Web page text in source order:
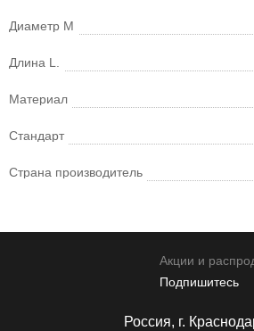
Диаметр М
Длина L.
Материал
Стандарт
Страна производитель
Акции и
Подпишитесь
Россия, г.